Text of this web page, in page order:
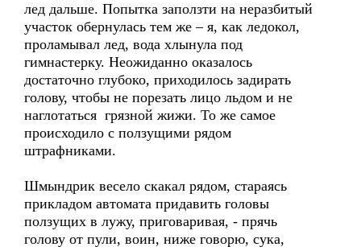
лед дальше. Попытка заползти на неразбитый
участок обернулась тем же – я, как ледокол,
проламывал лед, вода хлынула под
гимнастерку. Неожиданно оказалось
достаточно глубоко, приходилось задирать
голову, чтобы не порезать лицо льдом и не
наглотаться грязной жижи. То же самое
происходило с ползущими рядом
штрафниками.
Шмындрик весело скакал рядом, стараясь
прикладом автомата придавить головы
ползущих в лужу, приговаривая, - прячь
голову от пули, воин, ниже говорю, сука,